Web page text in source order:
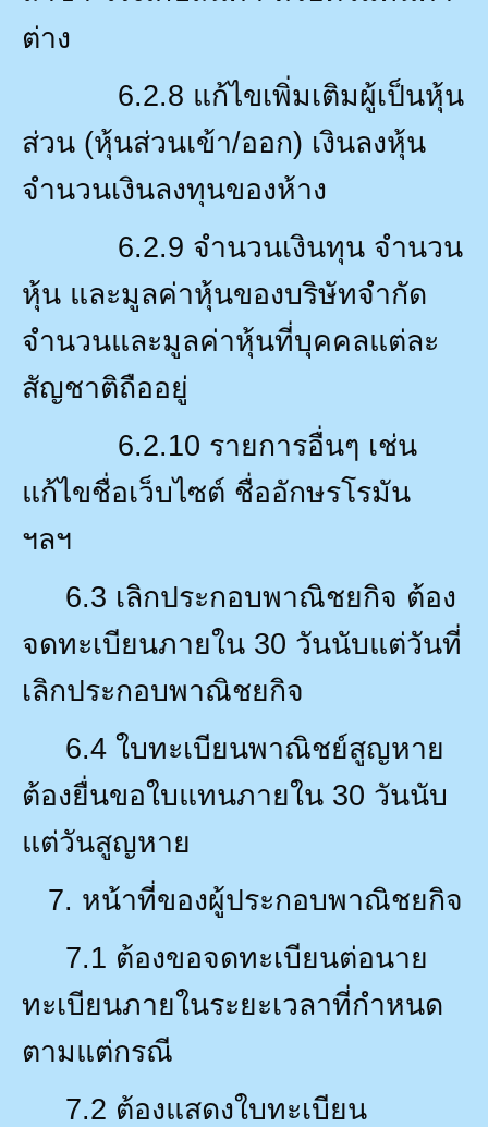
ต่าง
6.2.8 แก้ไขเพิ่มเติมผู้เป็นหุ้น
ส่วน (หุ้นส่วนเข้า/ออก) เงินลงหุ้น
จำนวนเงินลงทุนของห้าง
6.2.9 จำนวนเงินทุน จำนวน
หุ้น และมูลค่าหุ้นของบริษัทจำกัด
จำนวนและมูลค่าหุ้นที่บุคคลแต่ละ
สัญชาติถืออยู่
6.2.10 รายการอื่นๆ เช่น
แก้ไขชื่อเว็บไซต์ ชื่ออักษรโรมัน
ฯลฯ
6.3 เลิกประกอบพาณิชยกิจ ต้อง
จดทะเบียนภายใน 30 วันนับแต่วันที่
เลิกประกอบพาณิชยกิจ
6.4 ใบทะเบียนพาณิชย์สูญหาย
ต้องยื่นขอใบแทนภายใน 30 วันนับ
แต่วันสูญหาย
7. หน้าที่ของผู้ประกอบพาณิชยกิจ
7.1 ต้องขอจดทะเบียนต่อนาย
ทะเบียนภายในระยะเวลาที่กำหนด
ตามแต่กรณี
7.2 ต้องแสดงใบทะเบียน